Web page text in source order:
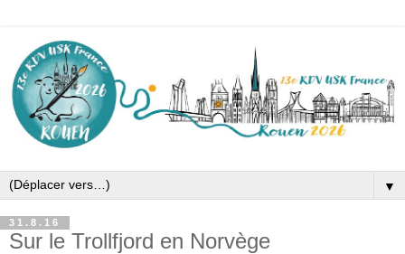
▼
31.8.16
Sur le Trollfjord en Norvège